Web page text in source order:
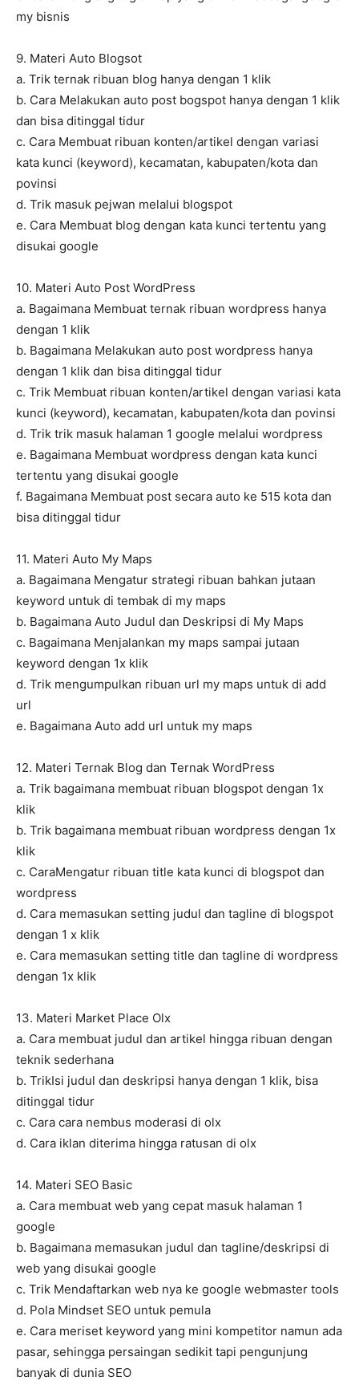
my bisnis
9. Materi Auto Blogsot
a. Trik ternak ribuan blog hanya dengan 1 klik
b. Cara Melakukan auto post bogspot hanya dengan 1 klik
dan bisa ditinggal tidur
c. Cara Membuat ribuan konten/artikel dengan variasi
kata kunci (keyword), kecamatan, kabupaten/kota dan
povinsi
d. Trik masuk pejwan melalui blogspot
e. Cara Membuat blog dengan kata kunci tertentu yang
disukai google
10. Materi Auto Post WordPress
a. Bagaimana Membuat ternak ribuan wordpress hanya
dengan 1 klik
b. Bagaimana Melakukan auto post wordpress hanya
dengan 1 klik dan bisa ditinggal tidur
c. Trik Membuat ribuan konten/artikel dengan variasi kata
kunci (keyword), kecamatan, kabupaten/kota dan povinsi
d. Trik trik masuk halaman 1 google melalui wordpress
e. Bagaimana Membuat wordpress dengan kata kunci
tertentu yang disukai google
f. Bagaimana Membuat post secara auto ke 515 kota dan
bisa ditinggal tidur
11. Materi Auto My Maps
a. Bagaimana Mengatur strategi ribuan bahkan jutaan
keyword untuk di tembak di my maps
b. Bagaimana Auto Judul dan Deskripsi di My Maps
c. Bagaimana Menjalankan my maps sampai jutaan
keyword dengan 1x klik
d. Trik mengumpulkan ribuan url my maps untuk di add
url
e. Bagaimana Auto add url untuk my maps
12. Materi Ternak Blog dan Ternak WordPress
a. Trik bagaimana membuat ribuan blogspot dengan 1x
klik
b. Trik bagaimana membuat ribuan wordpress dengan 1x
klik
c. CaraMengatur ribuan title kata kunci di blogspot dan
wordpress
d. Cara memasukan setting judul dan tagline di blogspot
dengan 1 x klik
e. Cara memasukan setting title dan tagline di wordpress
dengan 1x klik
13. Materi Market Place Olx
a. Cara membuat judul dan artikel hingga ribuan dengan
teknik sederhana
b. TrikIsi judul dan deskripsi hanya dengan 1 klik, bisa
ditinggal tidur
c. Cara cara nembus moderasi di olx
d. Cara iklan diterima hingga ratusan di olx
14. Materi SEO Basic
a. Cara membuat web yang cepat masuk halaman 1
google
b. Bagaimana memasukan judul dan tagline/deskripsi di
web yang disukai google
c. Trik Mendaftarkan web nya ke google webmaster tools
d. Pola Mindset SEO untuk pemula
e. Cara meriset keyword yang mini kompetitor namun ada
pasar, sehingga persaingan sedikit tapi pengunjung
banyak di dunia SEO